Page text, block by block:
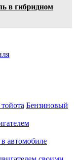
в гибридном
Бензиновый
автомобиле